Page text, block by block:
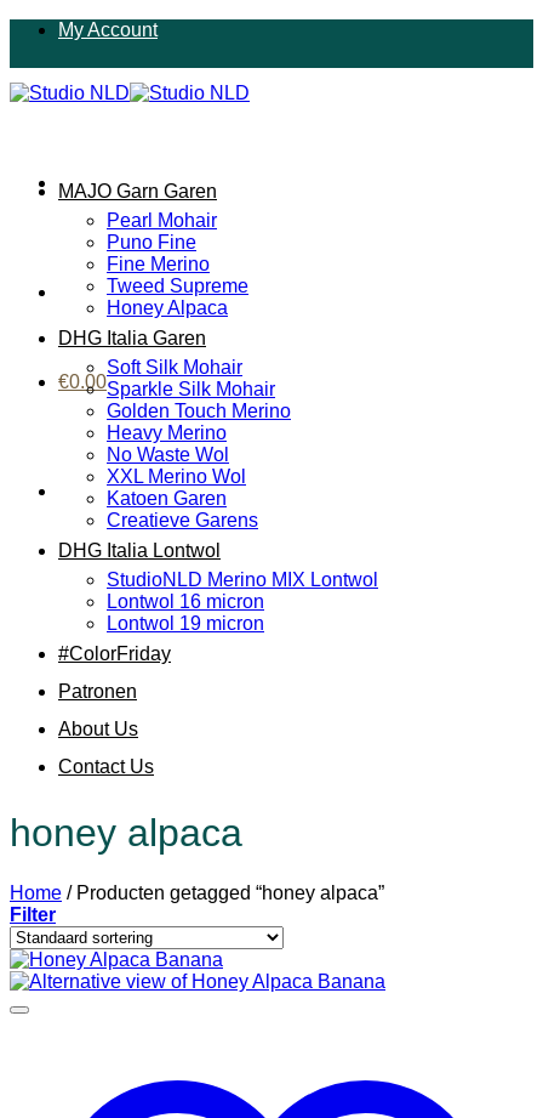
inhoud
My Account
€0.00
MAJO Garn Garen
Pearl Mohair
Puno Fine
Fine Merino
Tweed Supreme
Honey Alpaca
DHG Italia Garen
Soft Silk Mohair
Sparkle Silk Mohair
Golden Touch Merino
Heavy Merino
No Waste Wol
XXL Merino Wol
Katoen Garen
Creatieve Garens
DHG Italia Lontwol
StudioNLD Merino MIX Lontwol
Lontwol 16 micron
Lontwol 19 micron
#ColorFriday
Patronen
About Us
Contact Us
honey alpaca
Home /Producten getagged “honey alpaca”
Filter